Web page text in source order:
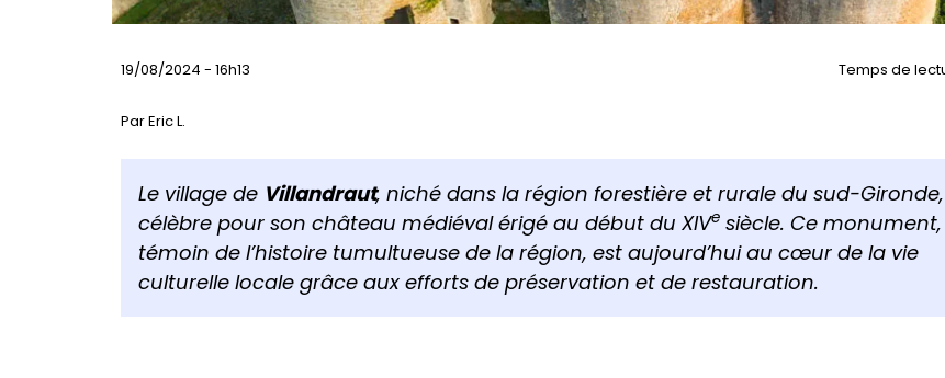
19/08/2024 - 16h13 Temps de
Par Eric L.
Le village de Villandraut, niché dans la région forestière et rurale du sud-
célèbre pour son château médiéval érigé au début du XIVesiècle. Ce monument,
témoin de l’histoire tumultueuse de la région, est aujourd’hui au cœur de la vie
culturelle locale grâce aux efforts de préservation et de restauration.